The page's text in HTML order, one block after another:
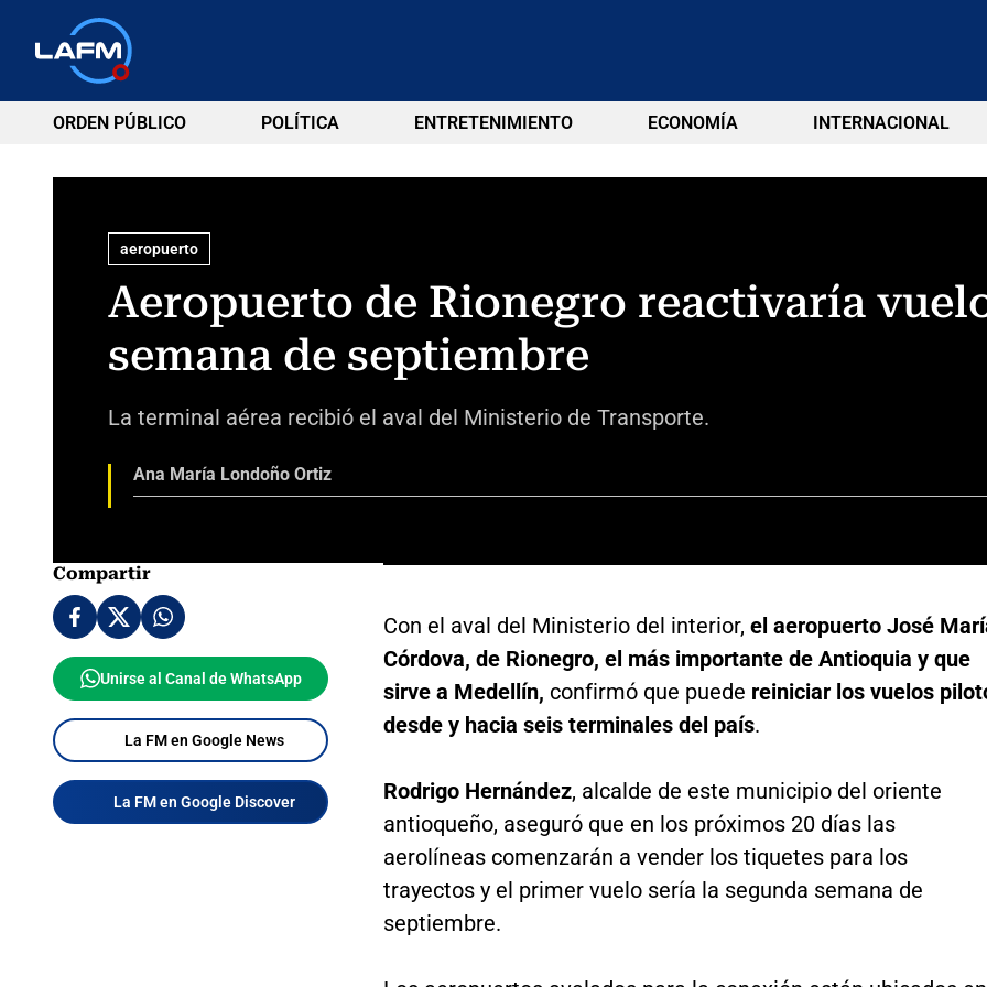
ORDEN PÚBLICO POLÍTICA ENTRETENIMIENTO ECONOMÍA INTERNACIONAL
aeropuerto
Aeropuerto de Rionegro reactivaría
semana de septiembre
La terminal aérea recibió el aval del Ministerio de Transporte.
Ana María Londoño Ortiz
Compartir
Unirse al Canal de WhatsApp
La FM en Google News
La FM en Google Discover
Con el aval del Ministerio del interior, el aeropuerto José
Córdova, de Rionegro, el más importante de Antioquia y que
sirve a Medellín, confirmó que puede reiniciar los vuelos
desde y hacia seis terminales del país.
Rodrigo Hernández, alcalde de este municipio del oriente
antioqueño, aseguró que en los próximos 20 días las
aerolíneas comenzarán a vender los tiquetes para los
trayectos y el primer vuelo sería la segunda semana de
septiembre.